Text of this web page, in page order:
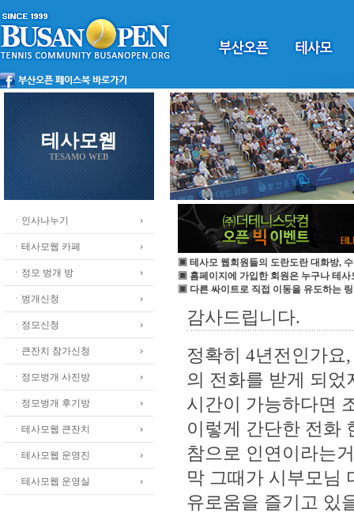
테사모웹
TESAMO WEB
ㆍ인사나누기
ㆍ테사모웹 카페
ㆍ정모 벙개 방
ㆍ벙개신청
ㆍ정모신청
ㆍ큰잔치 참가신청
ㆍ정모벙개 사진방
ㆍ정모벙개 후기방
ㆍ테사모웹 큰잔치
ㆍ테사모웹 운영진
ㆍ테사모웹 운영실
▣ 테사모 웹회원들의 도란도란 대화방,
▣ 홈페이지에 가입한 회원은 누구나 테사
▣ 다른 싸이트로 직접 이동을 유도하는
감사드립니다.
정확히 4년전인가요
의 전화를 받게 되었
시간이 가능하다면
이렇게 간단한 전화
참으로 인연이라는
막 그때가 시부모님
유로움을 즐기고 있